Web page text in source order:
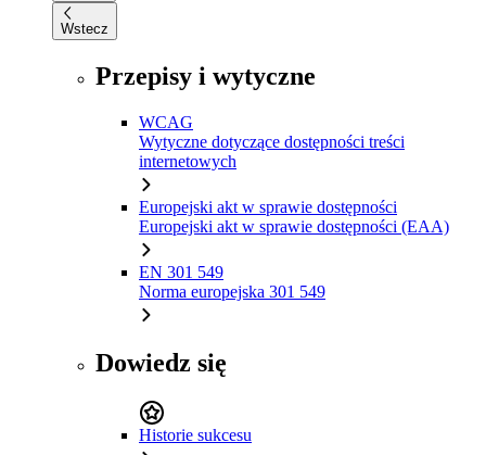
Wstecz
Przepisy i wytyczne
WCAG
Wytyczne dotyczące dostępności treści
internetowych
Europejski akt w sprawie dostępności
Europejski akt w sprawie dostępności (EAA)
EN 301 549
Norma europejska 301 549
Dowiedz się
Historie sukcesu